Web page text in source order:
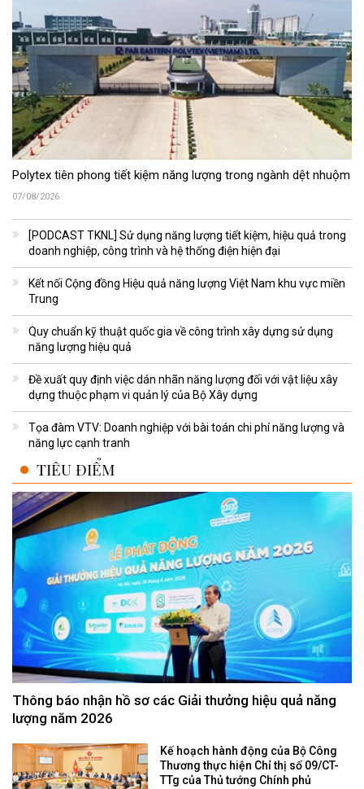
Polytex tiên phong tiết kiệm năng lượng trong ngành dệt nhuộm
07/08/2026
[PODCAST TKNL] Sử dụng năng lượng tiết kiệm, hiệu quả trong
doanh nghiệp, công trình và hệ thống điện hiện đại
Kết nối Cộng đồng Hiệu quả năng lượng Việt Nam khu vực miền
Trung
Quy chuẩn kỹ thuật quốc gia về công trình xây dựng sử dụng
năng lượng hiệu quả
Đề xuất quy định việc dán nhãn năng lượng đối với vật liệu xây
dựng thuộc phạm vi quản lý của Bộ Xây dựng
Tọa đàm VTV: Doanh nghiệp với bài toán chi phí năng lượng và
năng lực cạnh tranh
TIÊU ĐIỂM
Thông báo nhận hồ sơ các Giải thưởng hiệu quả năng
lượng năm 2026
Kế hoạch hành động của Bộ Công
Thương thực hiện Chỉ thị số 09/CT-
TTg của Thủ tướng Chính phủ